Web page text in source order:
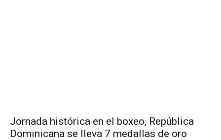
Jornada histórica en el boxeo, República
Dominicana se lleva 7 medallas de oro